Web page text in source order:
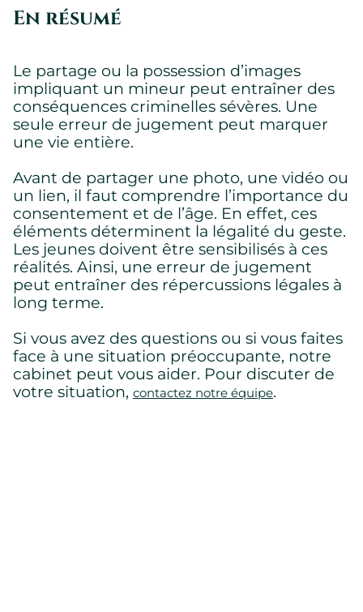
En résumé
Le partage ou la possession d’images
impliquant un mineur peut entraîner des
conséquences criminelles sévères. Une
seule erreur de jugement peut marquer
une vie entière.
Avant de partager une photo, une vidéo ou
un lien, il faut comprendre l’importance du
consentement et de l’âge. En effet, ces
éléments déterminent la légalité du geste.
Les jeunes doivent être sensibilisés à ces
réalités. Ainsi, une erreur de jugement
peut entraîner des répercussions légales à
long terme.
Si vous avez des questions ou si vous faites
face à une situation préoccupante, notre
cabinet peut vous aider. Pour discuter de
votre situation, contactez notre équipe.